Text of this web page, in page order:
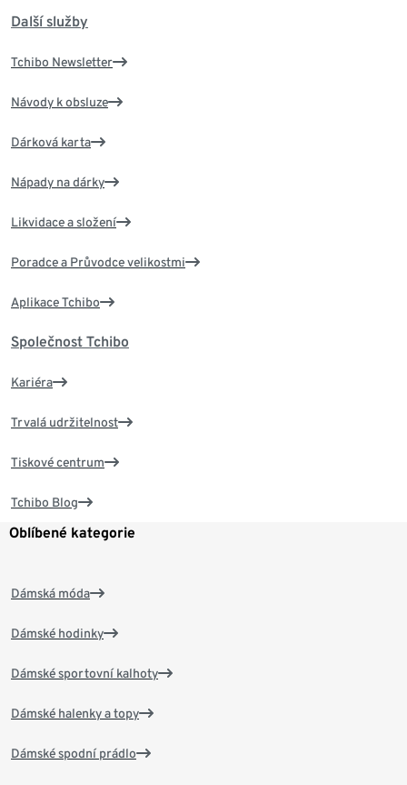
Další služby
Tchibo Newsletter
Návody k obsluze
Dárková karta
Nápady na dárky
Likvidace a složení
Poradce a Průvodce velikostmi
Aplikace Tchibo
Společnost Tchibo
Kariéra
Trvalá udržitelnost
Tiskové centrum
Tchibo Blog
Oblíbené kategorie
Dámská móda
Dámské hodinky
Dámské sportovní kalhoty
Dámské halenky a topy
Dámské spodní prádlo